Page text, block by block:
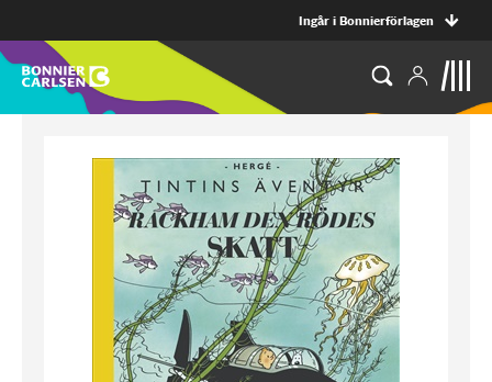
Ingår i Bonnierförlagen